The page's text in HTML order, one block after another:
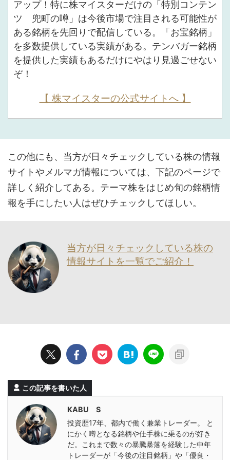
アップ！特に株マイスターだけの「特別コンテン
ツ 兜町の噂」は今後市場で注目される可能性が
ある銘柄を先回りで配信している。「お宝銘柄」
を多数提供している実績がある。テンバガー銘柄
を提供した実績もあるだけにやはり見過ごせない
ぞ！
【 株マイスターの公式サイトへ 】
この他にも、当方が日々チェックしている株の情報
サイトやメルマガ情報については、下記のページで
詳しく紹介してある。テーマ株をはじめ旬の銘柄情
報を手にしたい人はぜひチェックしてほしい。
当方が日々チェックしている株の
情報サイトを一覧でご紹介！
この記事を書いた人
KABU S
投資歴17年、都内で働く兼業トレーダー。 と
にかく噂となる銘柄や仕手株に乗るのが好き
だ。これまで数々の暴騰暴落を経験した中年
トレーダーが「今後の注目銘柄」や「優良・